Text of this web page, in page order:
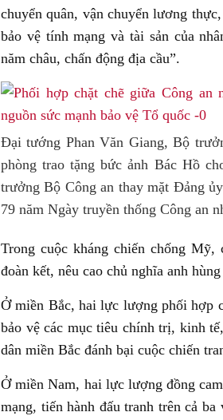
chuyển quân, vận chuyển lương
bảo vệ tính mạng và tài sản của
năm châu, chấn động địa cầu”.
Đại tướng Phan Văn Giang, Bộ
phòng trao tặng bức ảnh Bác Hồ
trưởng Bộ Công an thay mặt Đảng
79 năm Ngày truyền thống Công an
Trong cuộc kháng chiến chống
đoàn kết, nêu cao chủ nghĩa anh
Ở miền Bắc, hai lực lượng phối hợp
bảo vệ các mục tiêu chính trị, kinh
dân miền Bắc đánh bại cuộc chiến
Ở miền Nam, hai lực lượng đồng
mạng, tiến hành đấu tranh trên cả